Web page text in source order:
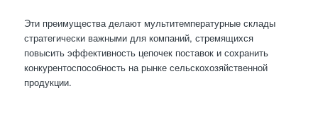
Эти преимущества делают мультитемпературные склады
стратегически важными для компаний, стремящихся
повысить эффективность цепочек поставок и сохранить
конкурентоспособность на рынке сельскохозяйственной
продукции.